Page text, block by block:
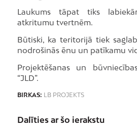
Laukums tāpat tiks
atkritumu tvertnēm.
Būtiski, ka teritorijā tiek
nodrošinās ēnu un patīkamu
Projektēšanas un
“JLD”.
BIRKAS: LB PROJEKTS
Dalīties ar šo ierakstu